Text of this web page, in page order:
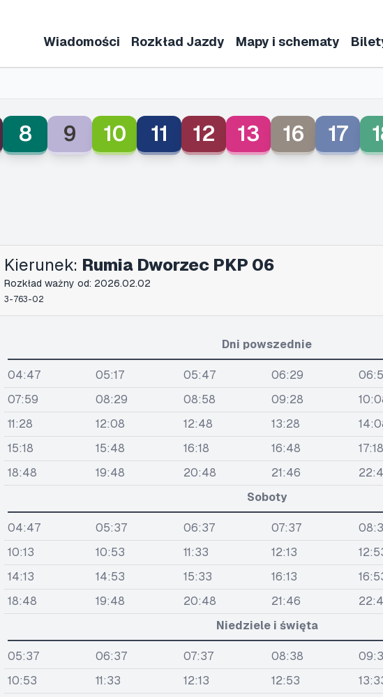
Wiadomości Rozkład Jazdy Mapy i schematy
8 9 10 11 12 13 16 17
Kierunek: Rumia Dworzec PKP 06
Rozkład ważny od: 2026.02.02
3-763-02
Dni powszednie
04:47 05:17 05:47 06:29
07:59
08:29 08:58 09:28
11:28
12:08 12:48 13:28
15:18
15:48 16:18 16:48 17:18
18:48
19:48 20:48 21:46
Soboty
04:47 05:37 06:37 07:37
10:13
10:53 11:33 12:13
14:13
14:53 15:33 16:13
18:48
19:48 20:48 21:46
Niedziele i święta
05:37 06:37 07:37 08:38
10:53
11:33 12:13 12:53